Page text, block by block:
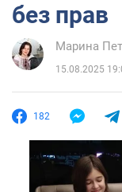
без прав
Марина
15.08.2025
182